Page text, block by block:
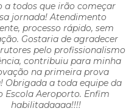
a todos que irão começar
jornada! Atendimento
processo rápido, sem
Gostaria de agradecer
pelo profissionalismo
contribuiu para minha
na primeira prova
Obrigada a toda equipe da
Escola Aeroporto. Enfim
habilitadaaaa!!!!